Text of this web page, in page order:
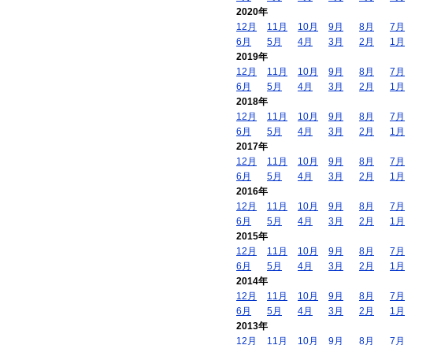
2020年
12月
11月 10月 9月 8月
7月
6月
5月 4月 3月 2月
1月
2019年
12月
11月 10月 9月 8月
7月
6月
5月 4月 3月 2月
1月
2018年
12月
11月 10月 9月 8月
7月
6月
5月 4月 3月 2月
1月
2017年
12月
11月 10月 9月 8月
7月
6月
5月 4月 3月 2月
1月
2016年
12月
11月 10月 9月 8月
7月
6月
5月 4月 3月 2月
1月
2015年
12月
11月 10月 9月 8月
7月
6月
5月 4月 3月 2月
1月
2014年
12月
11月 10月 9月 8月
7月
6月
5月 4月 3月 2月
1月
2013年
12月
11月 10月 9月 8月 7月